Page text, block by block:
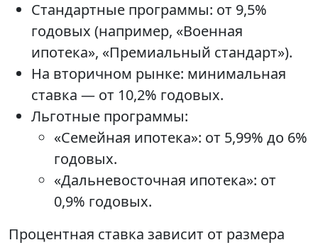
Стандартные программы: от 9,5%
годовых (например, «Военная
ипотека», «Премиальный стандарт»).
На вторичном рынке: минимальная
ставка — от 10,2% годовых.
Льготные программы:
«Семейная ипотека»: от 5,99% до 6%
годовых.
«Дальневосточная ипотека»: от
0,9% годовых.
Процентная ставка зависит от размера